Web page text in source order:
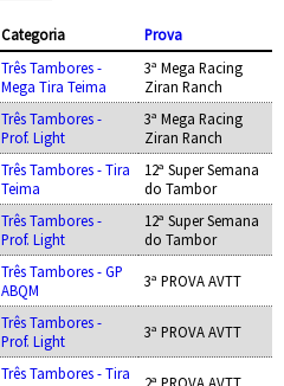
Categoria
Prova
Três Tambores -
Mega Tira Teima
3ª Mega Racing
Ziran Ranch
Três Tambores -
Prof. Light
3ª Mega Racing
Ziran Ranch
Três Tambores - Tira
Teima
12ª Super Semana
do Tambor
Três Tambores -
Prof. Light
12ª Super Semana
do Tambor
Três Tambores - GP
ABQM
3ª PROVA AVTT
Três Tambores -
Prof. Light
3ª PROVA AVTT
Três Tambores - Tira
2ª PROVA AVTT